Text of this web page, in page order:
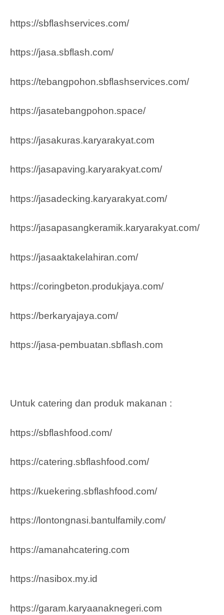
https://sbflashservices.com/
https://jasa.sbflash.com/
https://tebangpohon.sbflashservices.com/
https://jasatebangpohon.space/
https://jasakuras.karyarakyat.com
https://jasapaving.karyarakyat.com/
https://jasadecking.karyarakyat.com/
https://jasapasangkeramik.karyarakyat.com/
https://jasaaktakelahiran.com/
https://coringbeton.produkjaya.com/
https://berkaryajaya.com/
https://jasa-pembuatan.sbflash.com
Untuk catering dan produk makanan :
https://sbflashfood.com/
https://catering.sbflashfood.com/
https://kuekering.sbflashfood.com/
https://lontongnasi.bantulfamily.com/
https://amanahcatering.com
https://nasibox.my.id
https://garam.karyaanaknegeri.com